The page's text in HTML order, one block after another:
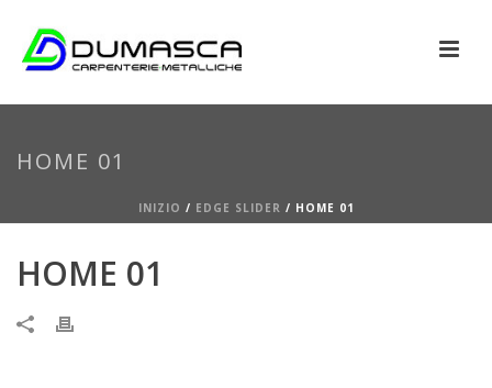
HOME 01
INIZIO / EDGE SLIDER / HOME 01
HOME 01